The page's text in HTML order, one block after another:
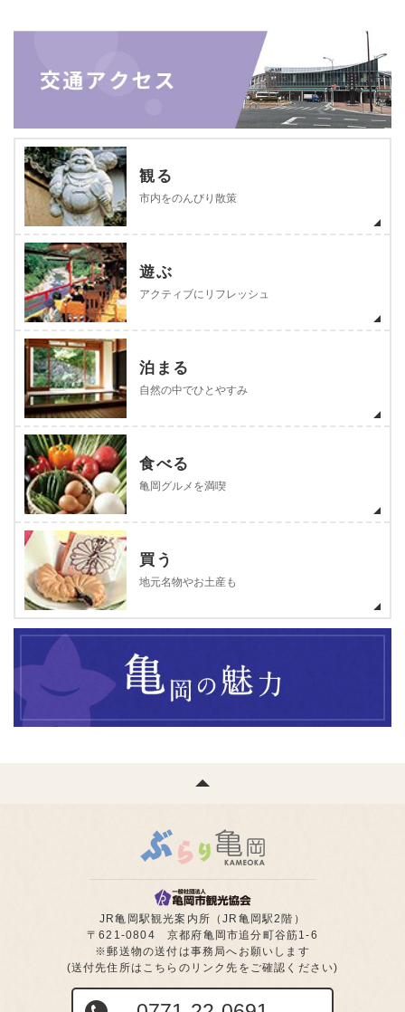
観る
市内をのんびり散策
遊ぶ
アクティブにリフレッシュ
泊まる
自然の中でひとやすみ
食べる
亀岡グルメを満喫
買う
地元名物やお土産も
JR亀岡駅観光案内所（JR亀岡駅2階）
〒621-0804 京都府亀岡市追分町谷筋1-6
※郵送物の送付は事務局へお願いします
(送付先住所はこちらのリンク先をご確認ください)